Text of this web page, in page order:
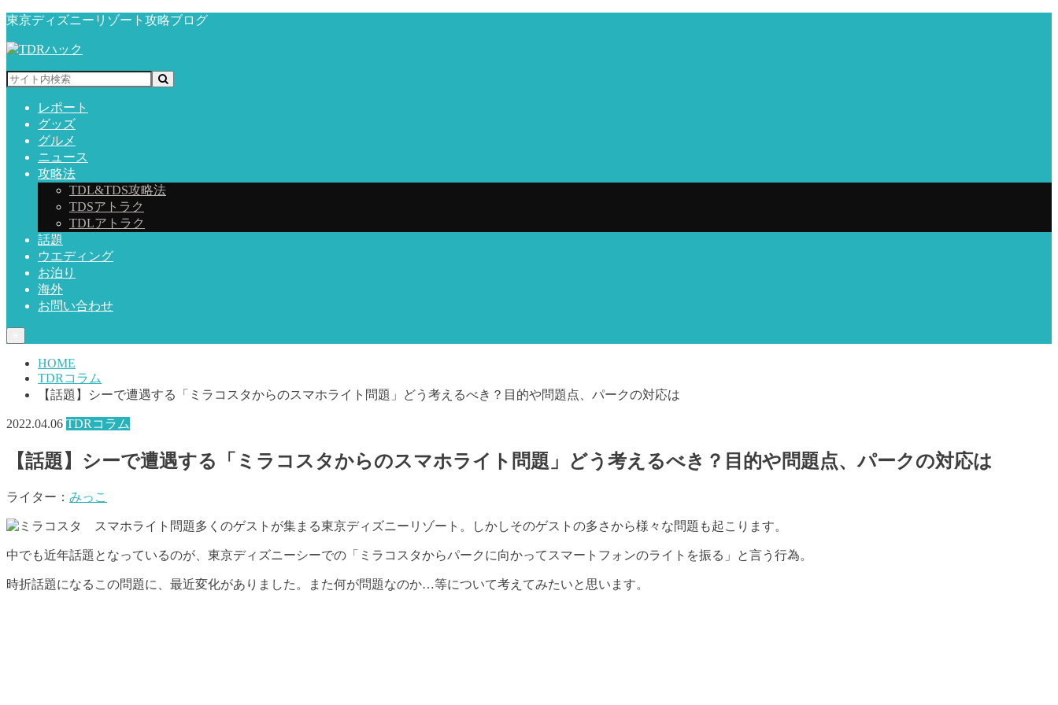
東京ディズニーリゾート攻略ブログ
レポート
グッズ
グルメ
ニュース
攻略法
TDL&TDS攻略法
TDSアトラク
TDLアトラク
話題
ウエディング
お泊り
海外
お問い合わせ
HOME
TDRコラム
【話題】シーで遭遇する「ミラコスタからのスマホライト問題」どう考えるべき？目的や問題点、パークの対応は
2022.04.06 TDRコラム
【話題】シーで遭遇する「ミラコスタからのスマホライト問題」どう考えるべき？目的や問題点、パークの対応は
ライター： みっこ
多くのゲストが集まる東京ディズニーリゾート。しかしそのゲストの多さから様々な問題も起こります。
中でも近年話題となっているのが、東京ディズニーシーでの「ミラコスタからパークに向かってスマートフォンのライトを振る」と言う行為。
時折話題になるこの問題に、最近変化がありました。また何が問題なのか…等について考えてみたいと思います。